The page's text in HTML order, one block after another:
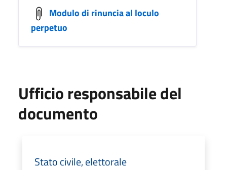
Modulo di rinuncia al loculo
perpetuo
Ufficio responsabile del
documento
Stato civile, elettorale